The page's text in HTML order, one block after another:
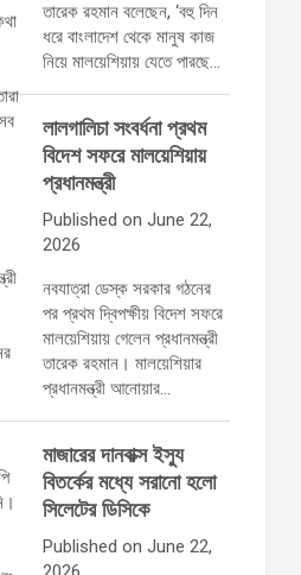
তারেক রহমান বলেছেন, ‘বহু দিন
ধরে বাংলাদেশ থেকে মানুষ কাজ
নিয়ে মালয়েশিয়ায় যেতে পারছে…
লালগালিচা সংবর্ধনা প্রথম
বিদেশ সফরে মালয়েশিয়ায়
প্রধানমন্ত্রী
Published on June 22,
2026
নবযাত্রা ডেস্ক সরকার গঠনের
পর প্রথম দ্বিপক্ষীয় বিদেশ সফরে
মালয়েশিয়ায় গেলেন প্রধানমন্ত্রী
তারেক রহমান। মালয়েশিয়ার
প্রধানমন্ত্রী আনোয়ার…
মাজারের দানবাক্স ইস্যু
বিতর্কের মধ্যে সরানো হলো
সিলেটের ডিসিকে
Published on June 22,